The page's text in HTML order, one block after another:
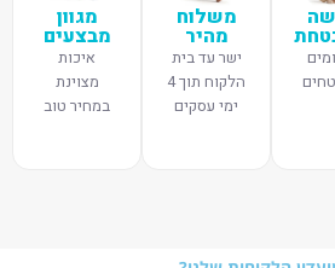
משלוח
מהיר
ישר עד בית
הלקוח תוך 4
ימי עסקים
מגוון
מבצעים
איכות
מצוינת
במחיר טוב